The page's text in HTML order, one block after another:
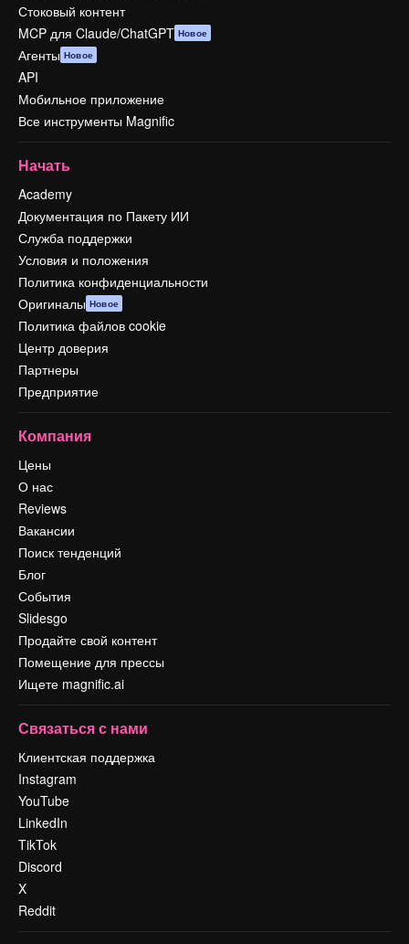
Стоковый контент
MCP для Claude/ChatGPT Новое
Агенты Новое
API
Мобильное приложение
Все инструменты Magnific
Начать
Academy
Документация по Пакету ИИ
Служба поддержки
Условия и положения
Политика конфиденциальности
Оригиналы Новое
Политика файлов cookie
Центр доверия
Партнеры
Предприятие
Компания
Цены
О нас
Reviews
Вакансии
Поиск тенденций
Блог
События
Slidesgo
Продайте свой контент
Помещение для прессы
Ищете magnific.ai
Связаться с нами
Клиентская поддержка
Instagram
YouTube
LinkedIn
TikTok
Discord
X
Reddit